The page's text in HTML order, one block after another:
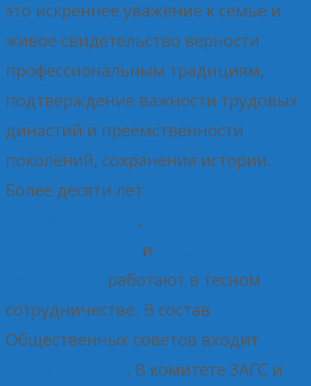
это искреннее уважение к семье и
живое свидетельство верности
профессиональным традициям,
подтверждение важности трудовых
династий и преемственности
поколений, сохранения истории.
Более десяти лет
,
и
работают в тесном
сотрудничестве. В состав
Общественных советов входит
. В комитете ЗАГС и